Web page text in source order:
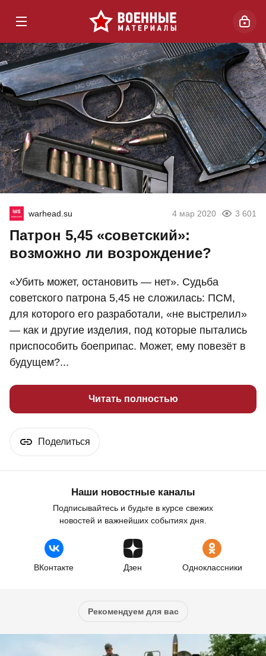
warhead.su 4 мар 2020 3 601
Патрон 5,45 «советский»:
возможно ли возрождение?
«Убить может, остановить — нет». Судьба
советского патрона 5,45 не сложилась: ПСМ,
для которого его разработали, «не выстрелил»
— как и другие изделия, под которые пытались
приспособить боеприпас. Может, ему повезёт в
будущем?...
Читать полностью
Поделиться
Наши новостные каналы
Подписывайтесь и будьте в курсе свежих
новостей и важнейших событиях дня.
ВКонтакте Дзен Одноклассники
Рекомендуем для вас